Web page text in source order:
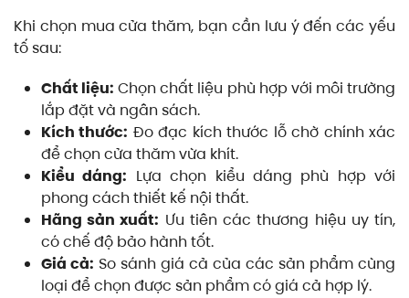
Khi chọn mua cửa thăm, bạn cần lưu ý đến các yếu
tố sau:
Chất liệu: Chọn chất liệu phù hợp với môi trường
lắp đặt và ngân sách.
Kích thước: Đo đạc kích thước lỗ chờ chính xác
để chọn cửa thăm vừa khít.
Kiểu dáng: Lựa chọn kiểu dáng phù hợp với
phong cách thiết kế nội thất.
Hãng sản xuất: Ưu tiên các thương hiệu uy tín,
có chế độ bảo hành tốt.
Giá cả: So sánh giá cả của các sản phẩm cùng
loại để chọn được sản phẩm có giá cả hợp lý.